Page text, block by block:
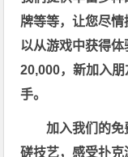
牌等等，让您尽情
以从游戏中获得
20,000，新加入
手。
加入我们的
磋技艺，感受扑克